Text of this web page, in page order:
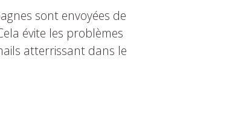
sont envoyées de
évite les problèmes
atterrissant dans le